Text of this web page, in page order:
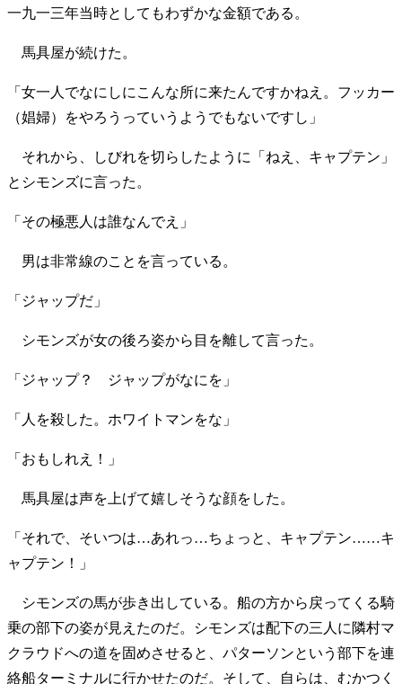
一九一三年当時としてもわずかな金額である。
馬具屋が続けた。
「女一人でなにしにこんな所に来たんですかねえ。フッカー
（娼婦）をやろうっていうようでもないですし」
それから、しびれを切らしたように「ねえ、キャプテン」
とシモンズに言った。
「その極悪人は誰なんでえ」
男は非常線のことを言っている。
「ジャップだ」
シモンズが女の後ろ姿から目を離して言った。
「ジャップ？ ジャップがなにを」
「人を殺した。ホワイトマンをな」
「おもしれえ！」
馬具屋は声を上げて嬉しそうな顔をした。
「それで、そいつは…あれっ…ちょっと、キャプテン……キ
ャプテン！」
シモンズの馬が歩き出している。船の方から戻ってくる騎
乗の部下の姿が見えたのだ。シモンズは配下の三人に隣村マ
クラウドへの道を固めさせると、パターソンという部下を連
絡船ターミナルに行かせたのだ。そして、自らは、むかつく